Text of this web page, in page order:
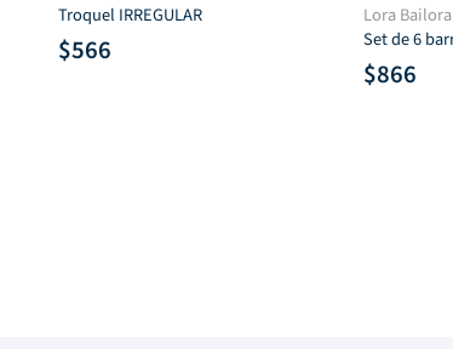
Troquel IRREGULAR
$566
Lora Bailora
Set de 6
$866